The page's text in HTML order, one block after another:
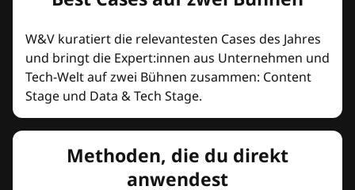
W&V kuratiert die relevantesten Cases des Jahres
und bringt die Expert:innen aus Unternehmen und
Tech-Welt auf zwei Bühnen zusammen: Content
Stage und Data & Tech Stage.
Methoden, die du direkt
anwendest